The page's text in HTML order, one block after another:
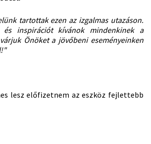
tartottak ezen az izgalmas utazáson.
és inspirációt kívánok mindenkinek a
Önöket a jövőbeni eseményeinken
lesz előfizetnem az eszköz fejlettebb